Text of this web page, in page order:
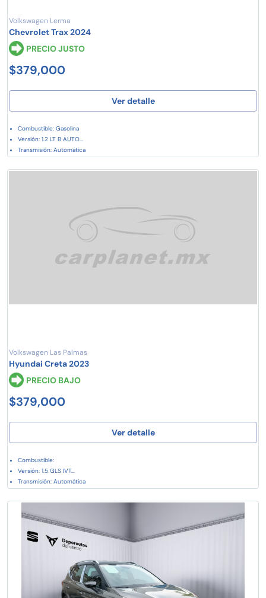
Volkswagen Lerma
Chevrolet Trax 2024
PRECIO JUSTO
$379,000
Ver detalle
Combustible: Gasolina
Versión: 1.2 LT B AUTO...
Transmisión: Automática
Volkswagen Las Palmas
Hyundai Creta 2023
PRECIO BAJO
$379,000
Ver detalle
Combustible:
Versión: 1.5 GLS IVT...
Transmisión: Automática